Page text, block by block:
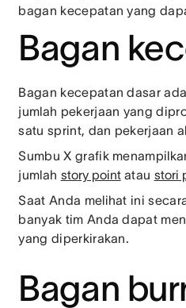
bagan kecepatan yang
Bagan
Bagan kecepatan dasar
jumlah pekerjaan yang
satu sprint, dan pekerjaan
Sumbu X grafik
jumlah story pointatau stori
Saat Anda melihat ini
banyak tim Anda dapat
yang diperkirakan.
Bagan